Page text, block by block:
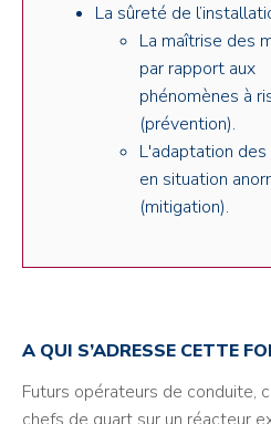
La sûreté de
La maîtrise des
par rapport aux
phénomènes à
(prévention).
L'adaptation
en situation
(mitigation).
A QUI S’ADRESSE CETTE
Futurs opérateurs de conduite,